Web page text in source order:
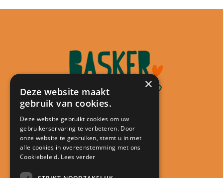
Contact
Kindcentrum De Minstreel
×
Deze website maakt
gebruik van cookies.
Deze website gebruikt cookies om uw
gebruikerservaring te verbeteren. Door
onze website te gebruiken, stemt u in met
alle cookies in overeenstemming met ons
Cookiebeleid. Lees verder